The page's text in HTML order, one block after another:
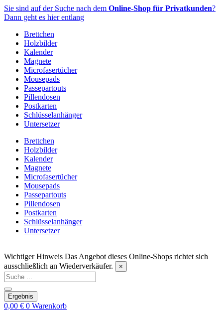
Zum
Inhalt
Sie sind auf der Suche nach dem Online-Shop für Privatkunden?
Dann geht es hier entlang
Brettchen
Holzbilder
Kalender
Magnete
Microfasertücher
Mousepads
Passepartouts
Pillendosen
Postkarten
Schlüsselanhänger
Untersetzer
Brettchen
Holzbilder
Kalender
Magnete
Microfasertücher
Mousepads
Passepartouts
Pillendosen
Postkarten
Schlüsselanhänger
Untersetzer
Wichtiger Hinweis Das Angebot dieses Online-Shops richtet sich
ausschließlich an Wiederverkäufer.
×
Search
...
Ergebnis
0,00 € 0 Warenkorb